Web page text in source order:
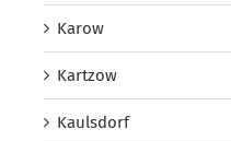
Karow
Kartzow
Kaulsdorf